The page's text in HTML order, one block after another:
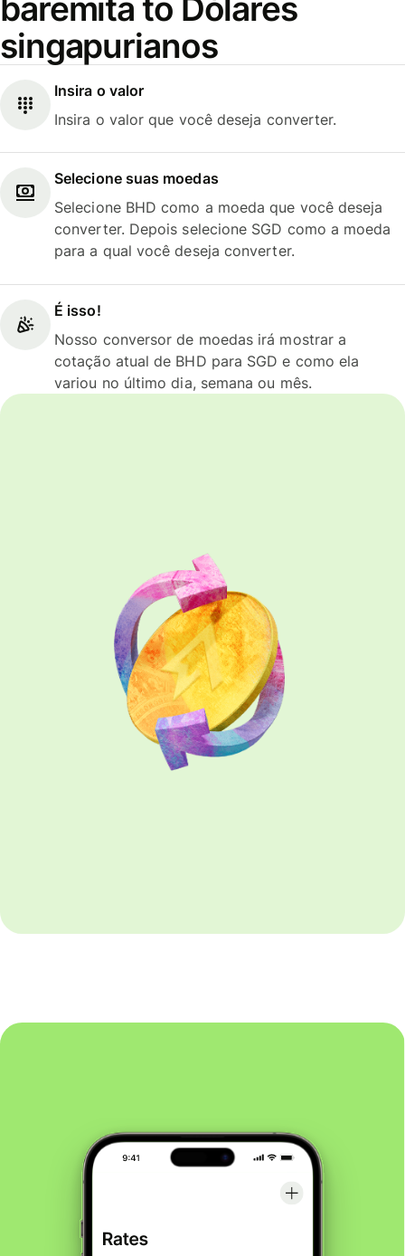
baremita to Dólares
singapurianos
Insira o valor
Insira o valor que você deseja converter.
Selecione suas moedas
Selecione BHD como a moeda que você deseja
converter. Depois selecione SGD como a moeda
para a qual você deseja converter.
É isso!
Nosso conversor de moedas irá mostrar a
cotação atual de BHD para SGD e como ela
variou no último dia, semana ou mês.